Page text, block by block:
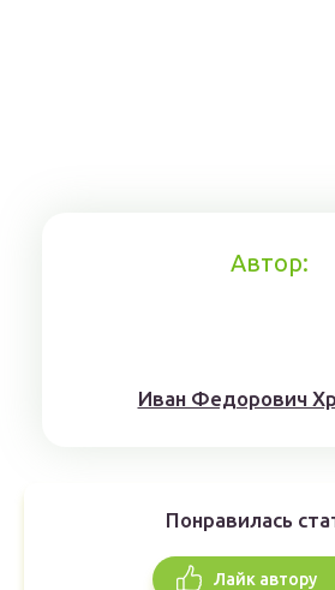
Автор:
Иван Федорович
Понравилась
Лайк автору